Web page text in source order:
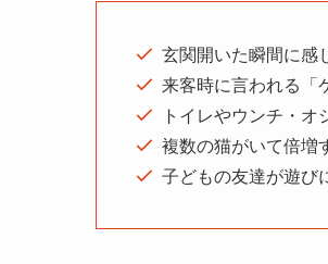
玄関開いた瞬間に感
来客時に言われる「
トイレやウンチ・
複数の猫がいて倍増
子どもの友達が遊び